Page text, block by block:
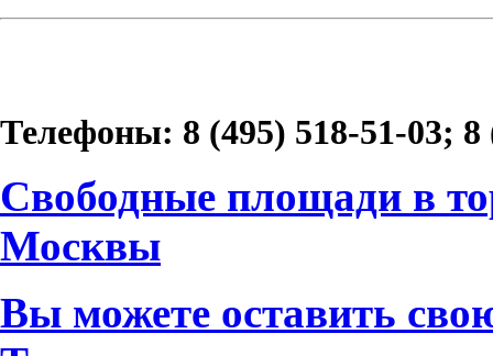
Телефоны: 8 (495) 518-51-03; 8
Свободные площади в
Москвы
Вы можете оставить